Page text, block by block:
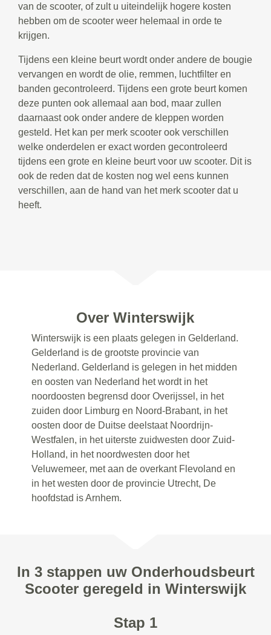
van de scooter, of zult u uiteindelijk hogere kosten
hebben om de scooter weer helemaal in orde te
krijgen.
Tijdens een kleine beurt wordt onder andere de bougie
vervangen en wordt de olie, remmen, luchtfilter en
banden gecontroleerd. Tijdens een grote beurt komen
deze punten ook allemaal aan bod, maar zullen
daarnaast ook onder andere de kleppen worden
gesteld. Het kan per merk scooter ook verschillen
welke onderdelen er exact worden gecontroleerd
tijdens een grote en kleine beurt voor uw scooter. Dit is
ook de reden dat de kosten nog wel eens kunnen
verschillen, aan de hand van het merk scooter dat u
heeft.
Over Winterswijk
Winterswijk is een plaats gelegen in Gelderland.
Gelderland is de grootste provincie van
Nederland. Gelderland is gelegen in het midden
en oosten van Nederland het wordt in het
noordoosten begrensd door Overijssel, in het
zuiden door Limburg en Noord-Brabant, in het
oosten door de Duitse deelstaat Noordrijn-
Westfalen, in het uiterste zuidwesten door Zuid-
Holland, in het noordwesten door het
Veluwemeer, met aan de overkant Flevoland en
in het westen door de provincie Utrecht, De
hoofdstad is Arnhem.
In 3 stappen uw Onderhoudsbeurt
Scooter geregeld in Winterswijk
Stap 1